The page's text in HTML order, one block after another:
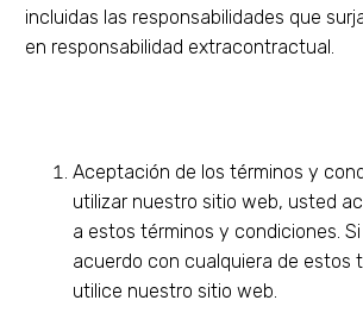
incluidas las responsabilidades que
en responsabilidad extracontractual.
Aceptación de los términos y
utilizar nuestro sitio web, usted
a estos términos y condiciones.
acuerdo con cualquiera de estos
utilice nuestro sitio web.